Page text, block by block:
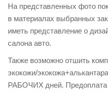
На представленных фото
в материалах выбранных
иметь представление о
салона авто.
Также возможно отшить
экокожи/
РАБОЧИХ дней. Предоплата